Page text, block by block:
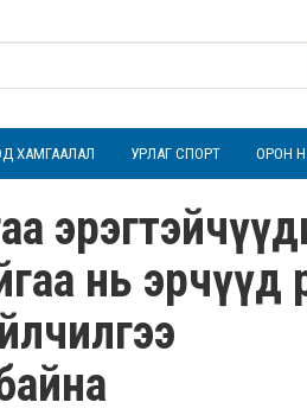
ХАМГААЛАЛ УРЛАГ СПОРТ ОРОН
нь эрчүүд